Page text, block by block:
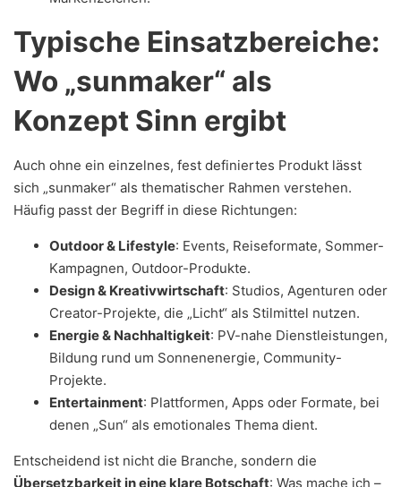
Typische Einsatzbereiche:
Wo „sunmaker“ als
Konzept Sinn ergibt
Auch ohne ein einzelnes, fest definiertes Produkt lässt
sich „sunmaker“ als thematischer Rahmen verstehen.
Häufig passt der Begriff in diese Richtungen:
Outdoor & Lifestyle: Events, Reiseformate, Sommer-
Kampagnen, Outdoor-Produkte.
Design & Kreativwirtschaft: Studios, Agenturen oder
Creator-Projekte, die „Licht“ als Stilmittel nutzen.
Energie & Nachhaltigkeit: PV-nahe Dienstleistungen,
Bildung rund um Sonnenenergie, Community-
Projekte.
Entertainment: Plattformen, Apps oder Formate, bei
denen „Sun“ als emotionales Thema dient.
Entscheidend ist nicht die Branche, sondern die
Übersetzbarkeit in eine klare Botschaft: Was mache ich –